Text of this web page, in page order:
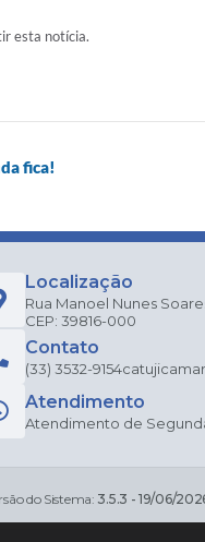
esta notícia.
fica!
Localização
Rua Manoel Nunes
CEP: 39816-000
Contato
(33) 3532-9154
Atendimento
Atendimento de
do Sistema: 3.5.3 - 19/06/